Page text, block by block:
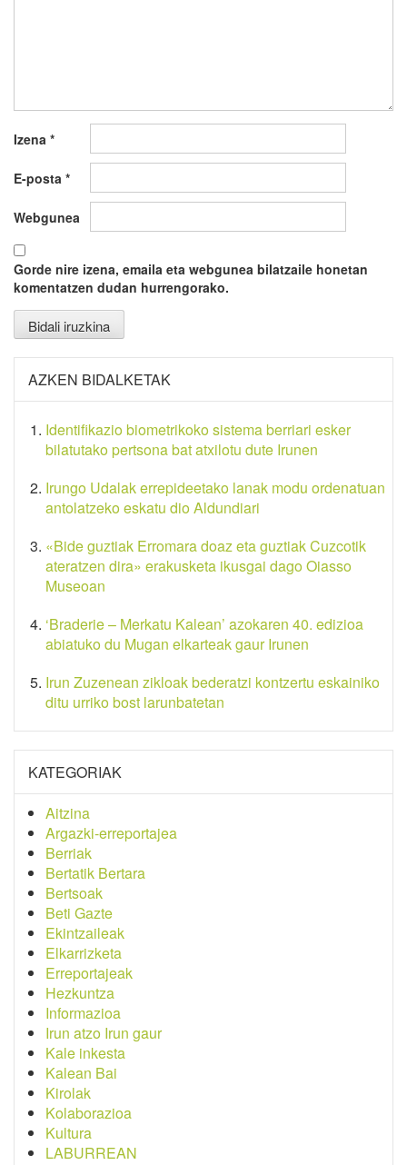
Izena *
E-posta *
Webgunea
Gorde nire izena, emaila eta webgunea bilatzaile honetan
komentatzen dudan hurrengorako.
AZKEN BIDALKETAK
Identifikazio biometrikoko sistema berriari esker
bilatutako pertsona bat atxilotu dute Irunen
Irungo Udalak errepideetako lanak modu ordenatuan
antolatzeko eskatu dio Aldundiari
«Bide guztiak Erromara doaz eta guztiak Cuzcotik
ateratzen dira» erakusketa ikusgai dago Oiasso
Museoan
‘Braderie – Merkatu Kalean’ azokaren 40. edizioa
abiatuko du Mugan elkarteak gaur Irunen
Irun Zuzenean zikloak bederatzi kontzertu eskainiko
ditu urriko bost larunbatetan
KATEGORIAK
Aitzina
Argazki-erreportajea
Berriak
Bertatik Bertara
Bertsoak
Beti Gazte
Ekintzaileak
Elkarrizketa
Erreportajeak
Hezkuntza
Informazioa
Irun atzo Irun gaur
Kale inkesta
Kalean Bai
Kirolak
Kolaborazioa
Kultura
LABURREAN